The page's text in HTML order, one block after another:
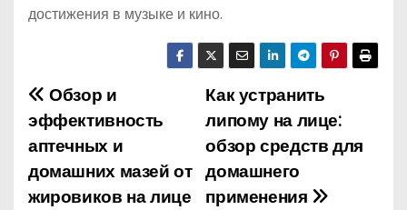
достижения в музыке и кино.
Н
а
в
Как устранить
липому на лице:
обзор средств для
домашнего
применения
Обзор и
эффективность
аптечных и
домашних мазей от
жировиков на лице